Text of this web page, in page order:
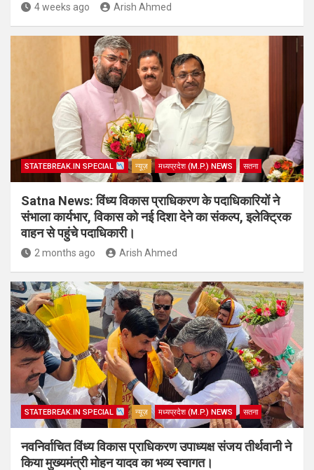
4 weeks ago Arish Ahmed
STATEBREAK.IN SPECIAL न्यूज़ मध्यप्रदेश (M.P.) NEWS सतना
Satna News: विंध्य विकास प्राधिकरण के पदाधिकारियों ने
संभाला कार्यभार, विकास को नई दिशा देने का संकल्प, इलेक्ट्रिक
वाहन से पहुंचे पदाधिकारी।
2 months ago Arish Ahmed
STATEBREAK.IN SPECIAL न्यूज़ मध्यप्रदेश (M.P.) NEWS सतना
नवनिर्वाचित विंध्य विकास प्राधिकरण उपाध्यक्ष संजय तीर्थवानी ने
किया मुख्यमंत्री मोहन यादव का भव्य स्वागत।